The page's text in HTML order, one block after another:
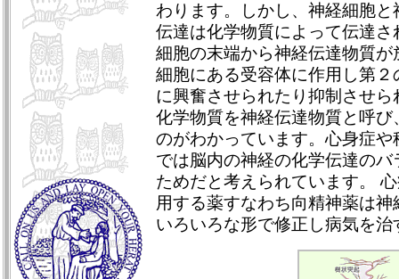
わります。しかし、神経細胞
伝達は化学物質によって伝達
細胞の末端から神経伝達物質
細胞にある受容体に作用し第
に興奮させられたり抑制させ
化学物質を神経伝達物質と呼
のがわかっています。心身症
では脳内の神経の化学伝達の
ためだと考えられています。
用する薬すなわち向精神薬は
いろいろな形で修正し病気を治